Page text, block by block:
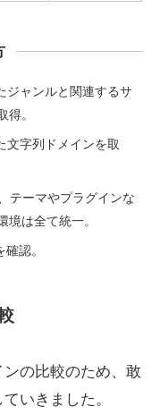
ン年齢
ン年齢
ジャンルと関連するサ
得。
文字列ドメインを取
テーマやプラグインな
境は全て統一。
認。
の比較のため、敢
いきました。